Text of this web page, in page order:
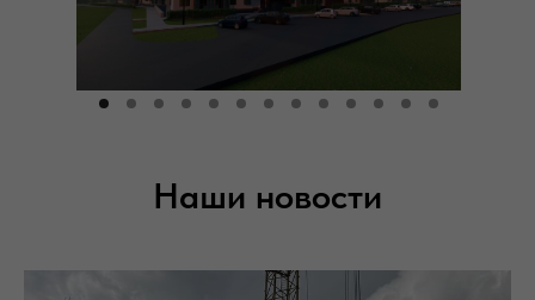
Наши новости